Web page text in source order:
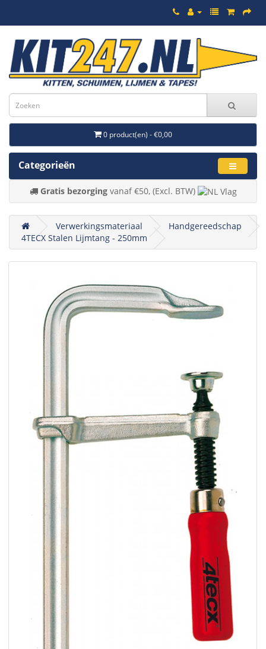
0 product(en) - €0,00
Categorieën
Gratis bezorgingvanaf €50, (Excl. BTW)
Verwerkingsmateriaal
Handgereedschap
4TECX Stalen Lijmtang - 250mm